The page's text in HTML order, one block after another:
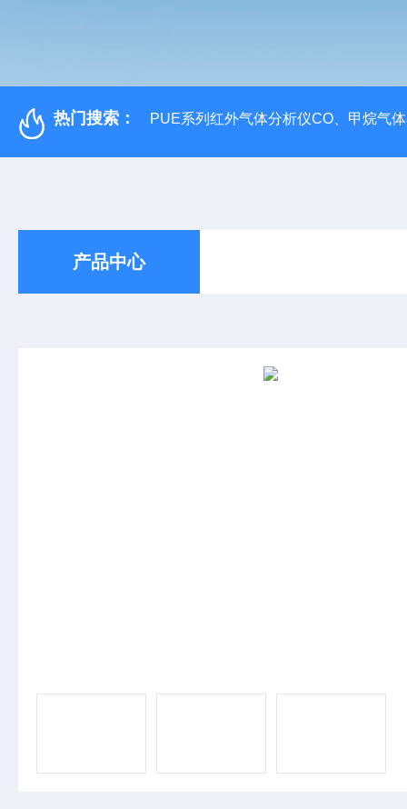
热门搜索： PUE系列红外气体分析仪CO、甲烷气
产品中心